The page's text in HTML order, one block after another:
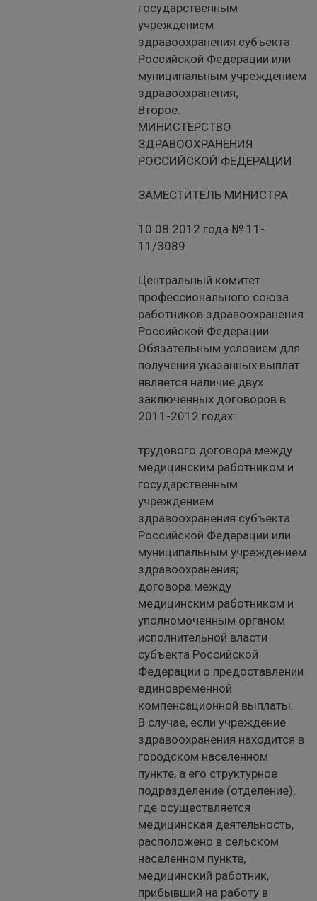
государственным
учреждением
здравоохранения субъекта
Российской Федерации или
муниципальным учреждением
здравоохранения;
Второе.
МИНИСТЕРСТВО
ЗДРАВООХРАНЕНИЯ
РОССИЙСКОЙ ФЕДЕРАЦИИ
ЗАМЕСТИТЕЛЬ МИНИСТРА
10.08.2012 года № 11-
11/3089
Центральный комитет
профессионального союза
работников здравоохранения
Российской Федерации
Обязательным условием для
получения указанных выплат
является наличие двух
заключенных договоров в
2011-2012 годах:
трудового договора между
медицинским работником и
государственным
учреждением
здравоохранения субъекта
Российской Федерации или
муниципальным учреждением
здравоохранения;
договора между
медицинским работником и
уполномоченным органом
исполнительной власти
субъекта Российской
Федерации о предоставлении
единовременной
компенсационной выплаты.
В случае, если учреждение
здравоохранения находится в
городском населенном
пункте, а его структурное
подразделение (отделение),
где осуществляется
медицинская деятельность,
расположено в сельском
населенном пункте,
медицинский работник,
прибывший на работу в